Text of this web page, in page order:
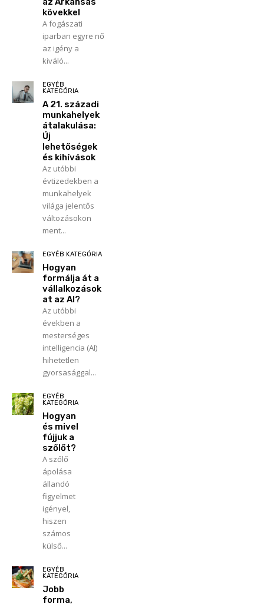
kövekkel
A fogászati
iparban egyre nő
az igény a
kiváló...
EGYÉB
KATEGÓRIA
A 21. századi
munkahelyek
átalakulása:
Új
lehetőségek
és kihívások
Az utóbbi
évtizedekben a
munkahelyek
világa jelentős
változásokon
ment...
EGYÉB KATEGÓRIA
Hogyan
formálja át a
vállalkozások
at az AI?
Az utóbbi
években a
mesterséges
intelligencia (AI)
hihetetlen
gyorsasággal...
EGYÉB
KATEGÓRIA
Hogyan
és mivel
fújjuk a
szőlőt?
A szőlő
ápolása
állandó
figyelmet
igényel,
hiszen
számos
külső...
EGYÉB
KATEGÓRIA
Jobb
forma,